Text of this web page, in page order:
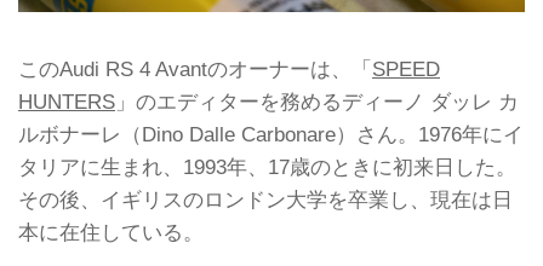
このAudi RS 4 Avantのオーナーは、「SPEED
HUNTERS 」のエディターを務めるディーノ ダッレ カ
ルボナーレ（Dino Dalle Carbonare）さん。1976年にイ
タリアに生まれ、1993年、17歳のときに初来日した。
その後、イギリスのロンドン大学を卒業し、現在は日
本に在住している。